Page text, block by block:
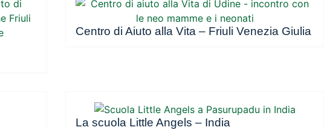
Centro di Aiuto alla Vita – Friuli Venezia Giulia
La scuola Little Angels – India